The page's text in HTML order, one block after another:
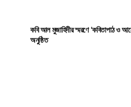
কবি আল মুজাহিদীর স্মরণে ‘কবিতাপাঠ ও
অনুষ্ঠিত